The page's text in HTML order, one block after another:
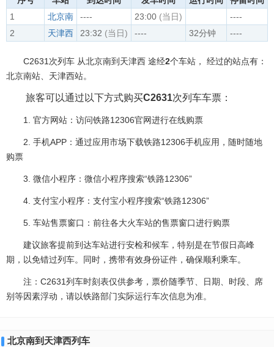
1
北京南 ---- 23:00 (当日)
----
2
天津西 23:32 (当日) ---- 32分钟 ----
C2631次列车 从北京南到天津西 途经2个车站， 经过的站点有：
北京南站、天津西站。
旅客可以通过以下方式购买C2631次列车车票：
1. 官方网站：访问铁路12306官网进行在线购票
2. 手机APP：通过应用市场下载铁路12306手机应用，随时随地
购票
3. 微信小程序：微信小程序搜索“铁路12306”
4. 支付宝小程序：支付宝小程序搜索“铁路12306”
5. 车站售票窗口：前往各大火车站的售票窗口进行购票
建议旅客提前到达车站进行安检和候车，特别是在节假日高峰
期，以免错过列车。同时，携带有效身份证件，确保顺利乘车。
注：C2631列车时刻表仅供参考，票价随季节、日期、时段、席
别等因素浮动，请以铁路部门实际运行车次信息为准。
北京南到天津西列车